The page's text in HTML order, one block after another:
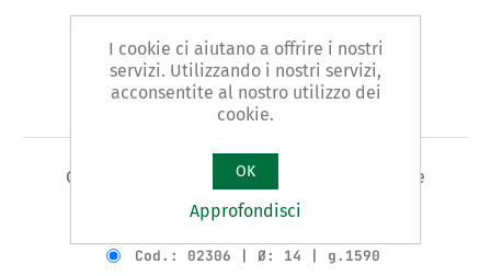
Art. 23 - curvatubi
CURVATUBI Tipo STANDARD - per tubi in rame
Varianti prodotto
Cod.: 02306 | Ø: 14 | g.1590
I cookie ci aiutano a offrire i nostri
servizi. Utilizzando i nostri servizi,
acconsentite al nostro utilizzo dei
cookie.
OK
Approfondisci